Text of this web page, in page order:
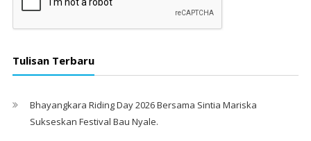
Tulisan Terbaru
Bhayangkara Riding Day 2026 Bersama Sintia Mariska
Sukseskan Festival Bau Nyale. ‎